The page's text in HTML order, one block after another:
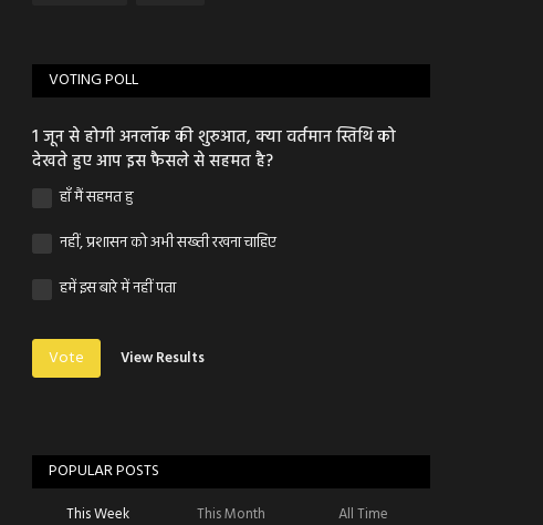
VOTING POLL
1 जून से होगी अनलॉक की शुरुआत, क्या वर्तमान स्तिथि को
देखते हुए आप इस फैसले से सहमत है?
हाँ मैं सहमत हु
नहीं, प्रशासन को अभी सख्ती रखना चाहिए
हमें इस बारे में नहीं पता
Vote View Results
POPULAR POSTS
This Week This Month All Time